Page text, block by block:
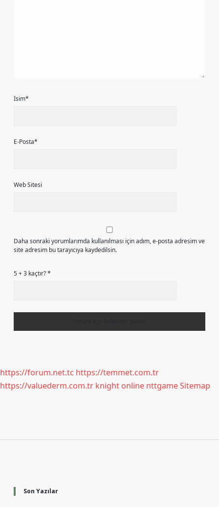
İsim*
E-Posta*
Web Sitesi
Daha sonraki yorumlarımda kullanılması için adım, e-posta adresim ve
site adresim bu tarayıcıya kaydedilsin.
5 + 3 kaçtır?*
https://forum.net.tc https://temmet.com.tr
https://valuederm.com.tr knight online nttgameSitemap
Son Yazılar